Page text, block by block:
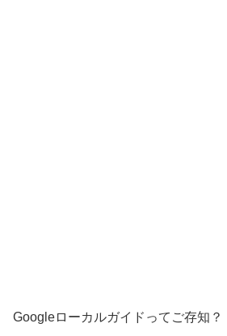
Googleローカルガイドってご存知？